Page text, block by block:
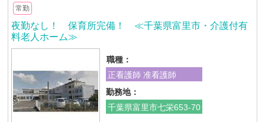
常勤
夜勤なし！ 保育所完備！ ≪千葉県富里市・介護付有
料老人ホーム≫
職種：
正看護師 准看護師
勤務地：
千葉県富里市七栄653-70